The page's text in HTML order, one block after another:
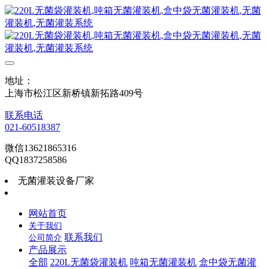
地址：
上海市松江区新桥镇新拓路409号
联系电话
021-60518387
微信13621865316
QQ1837258586
无菌灌装设备厂家
网站首页
关于我们
公司简介 联系我们
产品展示
全部 220L无菌袋灌装机 吨箱无菌灌装机 盒中袋无菌灌